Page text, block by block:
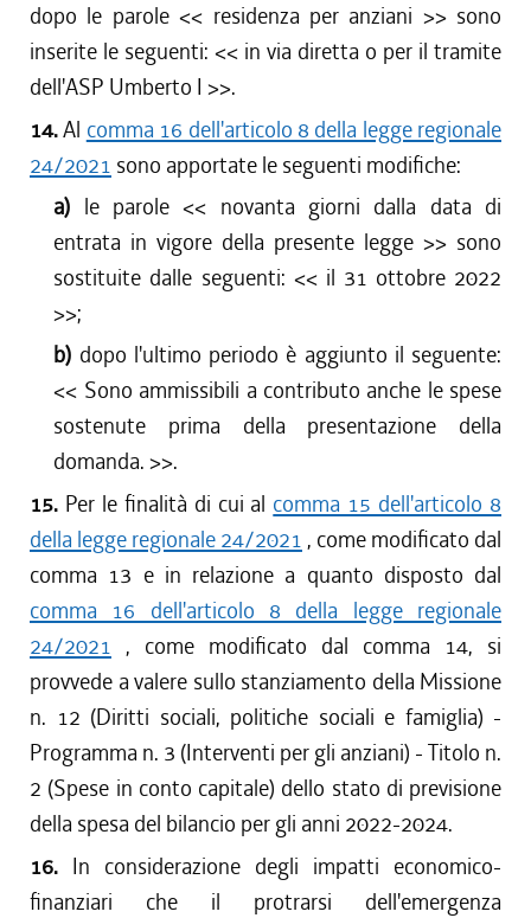
dopo le parole << residenza per anziani >> sono
inserite le seguenti: << in via diretta o per il tramite
dell'ASP Umberto I >>.
14.Al comma 16 dell'articolo 8 della legge regionale
24/2021 sono apportate le seguenti modifiche:
a) le parole << novanta giorni dalla data di
entrata in vigore della presente legge >> sono
sostituite dalle seguenti: << il 31 ottobre 2022
>>;
b) dopo l'ultimo periodo è aggiunto il seguente:
<< Sono ammissibili a contributo anche le spese
sostenute prima della presentazione della
domanda. >>.
15. Per le finalità di cui al comma 15 dell'articolo 8
della legge regionale 24/2021 , come modificato dal
comma 13 e in relazione a quanto disposto dal
comma 16 dell'articolo 8 della legge regionale
24/2021 , come modificato dal comma 14, si
provvede a valere sullo stanziamento della Missione
n. 12 (Diritti sociali, politiche sociali e famiglia) -
Programma n. 3 (Interventi per gli anziani) - Titolo n.
2 (Spese in conto capitale) dello stato di previsione
della spesa del bilancio per gli anni 2022-2024.
16. In considerazione degli impatti economico-
finanziari che il protrarsi dell'emergenza